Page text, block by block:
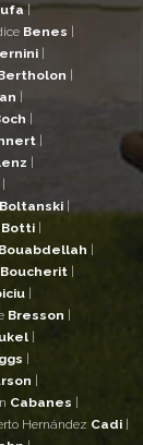
|
Benes |
|
|
|
|
|
|
|
Boltanski |
Botti |
Bouabdellah |
Boucherit |
|
Bresson |
|
|
|
Cabanes |
Hernández Cadi |